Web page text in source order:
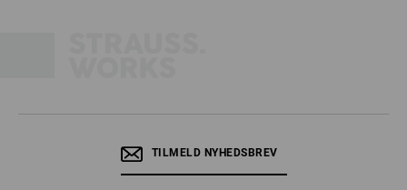
TILMELD NYHEDSBREV